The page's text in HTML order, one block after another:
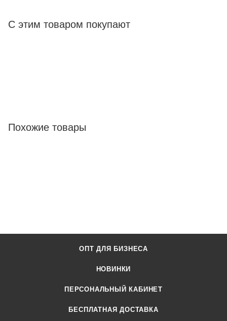
С этим товаром покупают
Похожие товары
ОПТ ДЛЯ БИЗНЕСА
НОВИНКИ
ПЕРСОНАЛЬНЫЙ КАБИНЕТ
БЕСПЛАТНАЯ ДОСТАВКА